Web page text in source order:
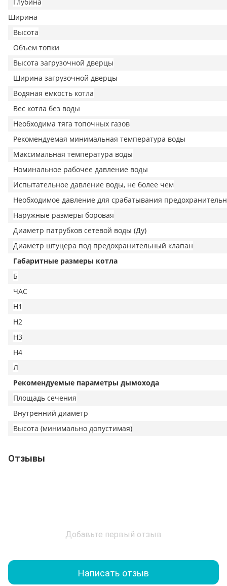
Ширина
Высота
Объем топки
Высота загрузочной дверцы
Ширина загрузочной дверцы
Водяная емкость котла
Вес котла без воды
Необходима тяга топочных газов
Рекомендуемая минимальная температура воды
Максимальная температура воды
Номинальное рабочее давление воды
Испытательное давление воды, не более чем
Необходимое давление для срабатывания
Наружные размеры боровая
Диаметр патрубков сетевой воды (Ду)
Диаметр штуцера под предохранительный клапан
Габаритные размеры котла
Б
ЧАС
Н1
H2
Н3
Н4
Л
Рекомендуемые параметры дымохода
Площадь сечения
Внутренний диаметр
Высота (минимально допустимая)
Отзывы
Добавьте первый отзыв
Написать отзыв